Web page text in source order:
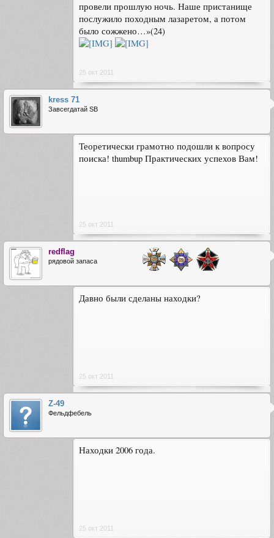
провели прошлую ночь. Наше пристанище
послужило походным лазаретом, а потом
было сожжено…»(24)
25 окт 2011
kress 71
Завсегдатай SB
Теоретически грамотно подошли к вопросу
поиска! thumbup Практических успехов Вам!
25 окт 2011
redflag
рядовой запаса
Давно были сделаны находки?
25 окт 2011
Z-49
Фельдфебель
Находки 2006 года.
25 окт 2011